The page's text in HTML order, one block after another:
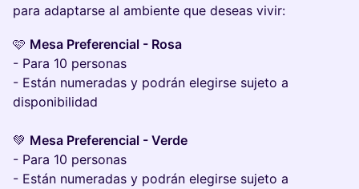
para adaptarse al ambiente que deseas vivir:
🩷 Mesa Preferencial - Rosa
- Para 10 personas
- Están numeradas y podrán elegirse sujeto a
disponibilidad
💚 Mesa Preferencial - Verde
- Para 10 personas
- Están numeradas y podrán elegirse sujeto a